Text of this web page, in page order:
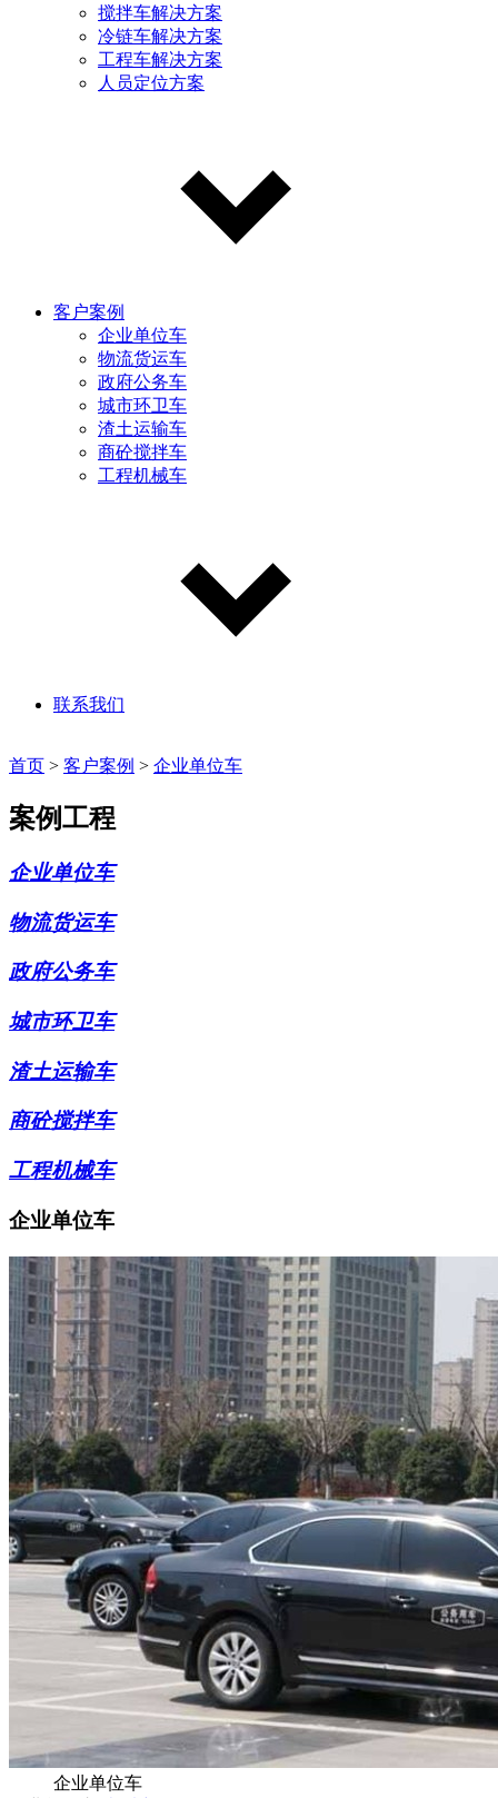
搅拌车解决方案
冷链车解决方案
工程车解决方案
人员定位方案
客户案例
企业单位车
物流货运车
政府公务车
城市环卫车
渣土运输车
商砼搅拌车
工程机械车
联系我们
首页 > 客户案例 > 企业单位车
案例工程
企业单位车
物流货运车
政府公务车
城市环卫车
渣土运输车
商砼搅拌车
工程机械车
企业单位车
企业单位车